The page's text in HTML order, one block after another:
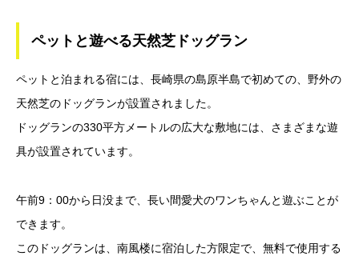
ペットと遊べる天然芝ドッグラン
ペットと泊まれる宿には、長崎県の島原半島で初めての、野外の
天然芝のドッグランが設置されました。
ドッグランの330平方メートルの広大な敷地には、さまざまな遊
具が設置されています。
午前9：00から日没まで、長い間愛犬のワンちゃんと遊ぶことが
できます。
このドッグランは、南風楼に宿泊した方限定で、無料で使用する